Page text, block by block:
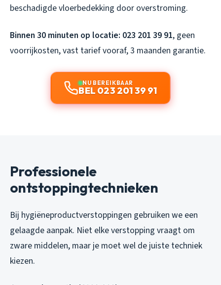
beschadigde vloerbedekking door overstroming.
Binnen 30 minuten op locatie: 023 201 39 91, geen
voorrijkosten, vast tarief vooraf, 3 maanden garantie.
NU BEREIKBAAR
BEL 023 201 39 91
Professionele
ontstoppingtechnieken
Bij hygiëneproductverstoppingen gebruiken we een
gelaagde aanpak. Niet elke verstopping vraagt om
zware middelen, maar je moet wel de juiste techniek
kiezen.